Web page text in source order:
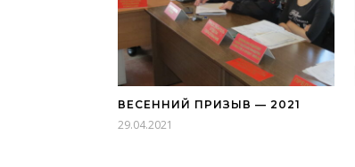
ВЕСЕННИЙ ПРИЗЫВ — 2021
29.04.2021